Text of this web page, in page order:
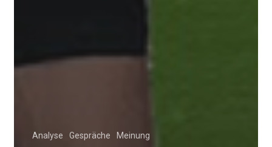
Analyse Gespräche Meinung